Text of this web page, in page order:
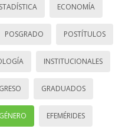
ECONOMÍA
POSGRADO POSTÍTULOS
INSTITUCIONALES
GRADUADOS
GÉNERO EFEMÉRIDES